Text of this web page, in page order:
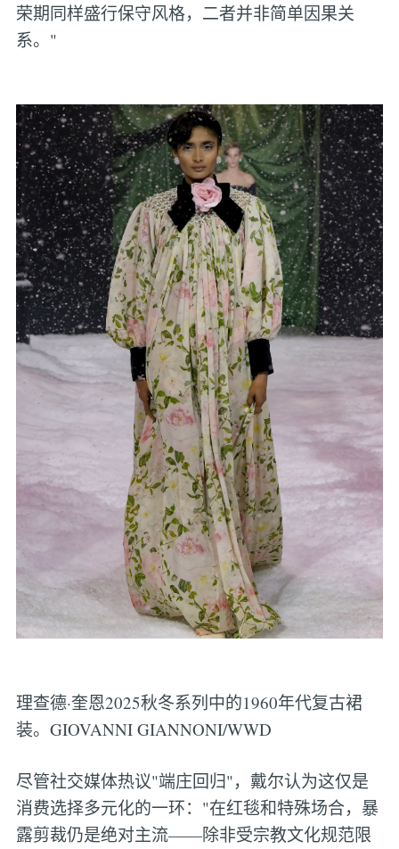
荣期同样盛行保守风格，二者并非简单因果关
系。"
理查德·奎恩2025秋冬系列中的1960年代复古裙
装。GIOVANNI GIANNONI/WWD
尽管社交媒体热议"端庄回归"，戴尔认为这仅是
消费选择多元化的一环："在红毯和特殊场合，暴
露剪裁仍是绝对主流——除非受宗教文化规范限